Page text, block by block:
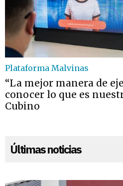
Plataforma Malvinas
“La mejor manera de
conocer lo que es
Cubino
Últimas noticias